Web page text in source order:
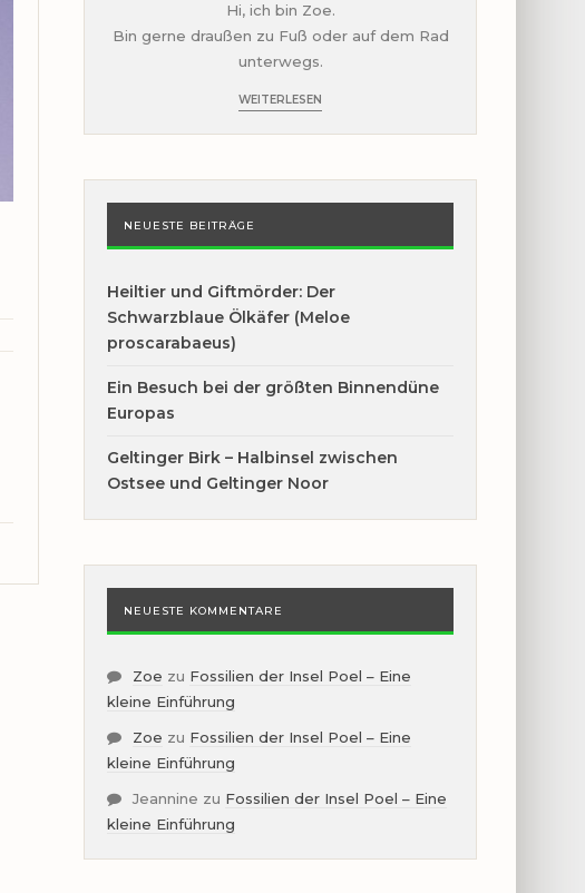
Hi, ich bin Zoe.
Bin gerne draußen zu Fuß oder auf dem Rad
unterwegs.
WEITERLESEN
NEUESTE BEITRÄGE
Heiltier und Giftmörder: Der
Schwarzblaue Ölkäfer (Meloe
proscarabaeus)
Ein Besuch bei der größten Binnendüne
Europas
Geltinger Birk – Halbinsel zwischen
Ostsee und Geltinger Noor
NEUESTE KOMMENTARE
Zoe zu Fossilien der Insel Poel – Eine
kleine Einführung
Zoe zu Fossilien der Insel Poel – Eine
kleine Einführung
Jeannine zu Fossilien der Insel Poel – Eine
kleine Einführung